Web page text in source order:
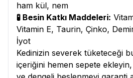
ham kül, nem
🧪 Besin Katkı Maddeleri:
Vitamin E, Taurin, Çinko,
İyot
Kedinizin severek tüketeceği
içeriğini hemen sepete